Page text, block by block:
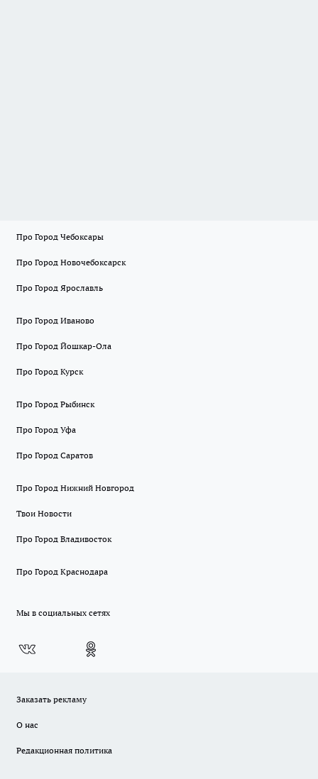
Про Город Чебоксары
Про Город Новочебоксарск
Про Город Ярославль
Про Город Иваново
Про Город Йошкар-Ола
Про Город Курск
Про Город Рыбинск
Про Город Уфа
Про Город Саратов
Про Город Нижний Новгород
Твои Новости
Про Город Владивосток
Про Город Краснодара
Мы в социальных сетях
Заказать рекламу
О нас
Редакционная политика